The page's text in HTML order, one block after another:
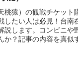
桃猿）の観戦チケット
したい人は必見！台南
説します。コンビニや
か？記事の内容を真似